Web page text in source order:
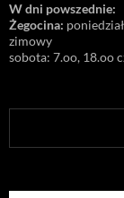
W dni powszednie:
Żegocina:
zimowy
sobota: 7.oo, 18.oo